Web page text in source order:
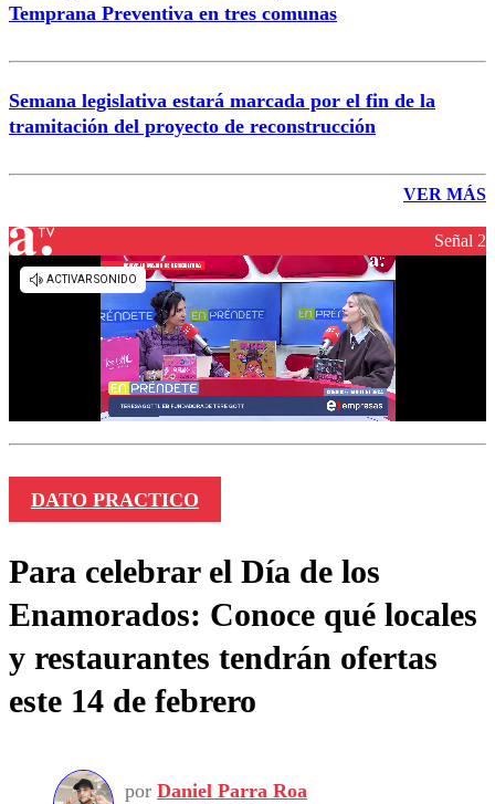
Temprana Preventiva en tres comunas
Semana legislativa estará marcada por el fin de la
tramitación del proyecto de reconstrucción
VER MÁS
Señal 2
DATO PRACTICO
Para celebrar el Día de los
Enamorados: Conoce qué locales
y restaurantes tendrán ofertas
este 14 de febrero
por Daniel Parra Roa